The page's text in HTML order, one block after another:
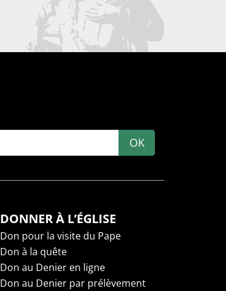
OK
DONNER À L’ÉGLISE
Don pour la visite du Pape
Don à la quête
Don au Denier en ligne
Don au Denier par prélèvement